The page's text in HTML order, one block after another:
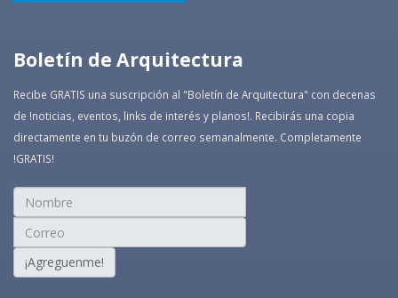
Boletín de Arquitectura
Recibe GRATIS una suscripción al "Boletín de Arquitectura" con decenas
de !noticias, eventos, links de interés y planos!. Recibirás una copia
directamente en tu buzón de correo semanalmente. Completamente
!GRATIS!
¡Agreguenme!